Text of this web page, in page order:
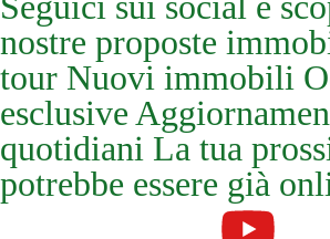
nostre proposte
tour Nuovi immobili
esclusive
quotidiani La tua
potrebbe essere già